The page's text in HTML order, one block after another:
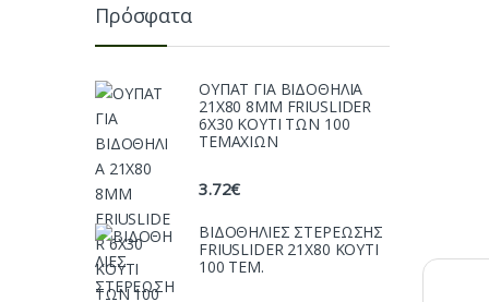
Πρόσφατα
ΟΥΠΑΤ ΓΙΑ ΒΙΔΟΘΗΛΙΑ
21Χ80 8ΜΜ FRIUSLIDER
6X30 ΚΟΥΤΙ ΤΩΝ 100
ΤΕΜΑΧΙΩΝ
3.72€
ΒΙΔΟΘΗΛΙΕΣ ΣΤΕΡΕΩΣΗΣ
FRIUSLIDER 21X80 KOYTI
100 TEM.